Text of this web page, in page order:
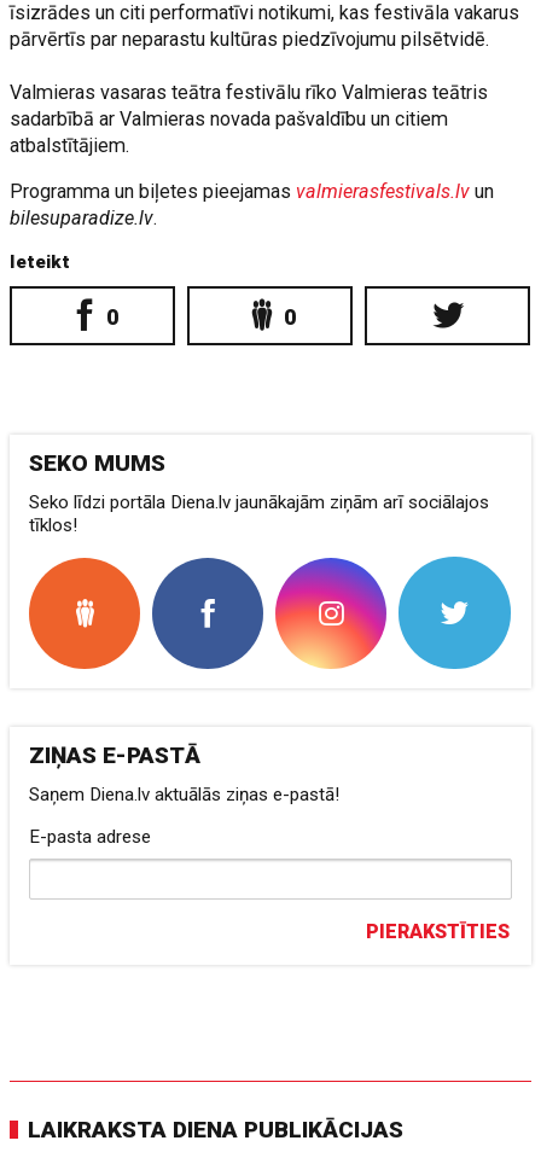
īsizrādes un citi performatīvi notikumi, kas festivāla vakarus
pārvērtīs par neparastu kultūras piedzīvojumu pilsētvidē.
Valmieras vasaras teātra festivālu rīko Valmieras teātris
sadarbībā ar Valmieras novada pašvaldību un citiem
atbalstītājiem.
Programma un biļetes pieejamas valmierasfestivals.lv un
bilesuparadize.lv.
Ieteikt
0 0
SEKO MUMS
Seko līdzi portāla Diena.lv jaunākajām ziņām arī sociālajos
tīklos!
ZIŅAS E-PASTĀ
Saņem Diena.lv aktuālās ziņas e-pastā!
E-pasta adrese
PIERAKSTĪTIES
LAIKRAKSTA DIENA PUBLIKĀCIJAS